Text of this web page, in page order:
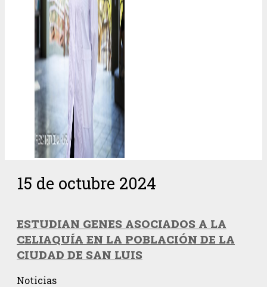
15 de octubre 2024
ESTUDIAN GENES ASOCIADOS A LA
CELIAQUÍA EN LA POBLACIÓN DE LA
CIUDAD DE SAN LUIS
Noticias